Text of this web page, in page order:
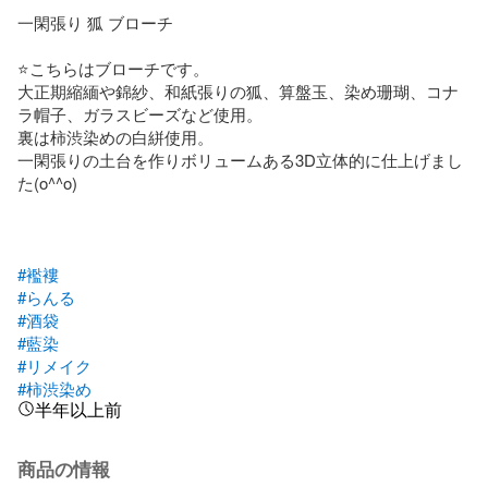
一閑張り 狐 ブローチ
⭐️こちらはブローチです。
大正期縮緬や錦紗、和紙張りの狐、算盤玉、染め珊瑚、コナ
ラ帽子、ガラスビーズなど使用。
裏は柿渋染めの白絣使用。
一閑張りの土台を作りボリュームある3D立体的に仕上げまし
た(o^^o)
#襤褸
#らんる
#酒袋
#藍染
#リメイク
#柿渋染め
半年以上前
商品の情報